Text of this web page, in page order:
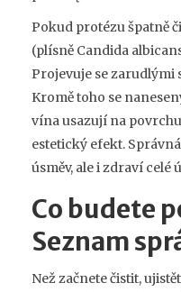
Pokud protézu špatně
(plísně Candida
Projevuje se zarudlými
Kromě toho se
vína usazují na
estetický efekt.
úsměv, ale i zdraví celé
Co budete
Seznam
Než začnete čistit,